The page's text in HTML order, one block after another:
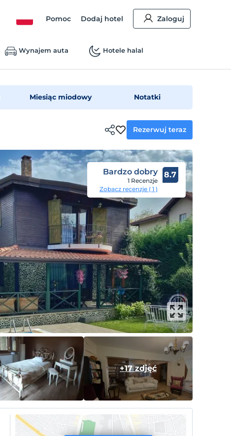
Pomoc Dodaj hotel Zaloguj
Wynajem auta Hotele halal
Miesiąc miodowy Notatki
Rezerwuj teraz
Bardzo dobry
1 Recenzje
Zobacz recenzje ( 1 )
8.7
+17 zdjęć